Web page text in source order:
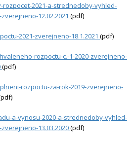
rozpocet-2021-a-strednedoby-vyhled-
zverejneno-12.02.2021 (pdf)
2021-zverejneno-18.1.2021 (pdf)
rozpoctu-c.-1-2020-zverejneno-
(pdf)
rozpoctu-za-rok-2019-zverejneno-
a-vynosu-2020-a-strednedoby-vyhled-
zverejneno-13.03.2020(pdf)